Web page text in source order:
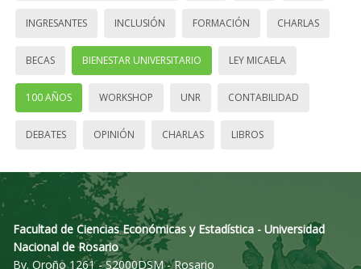
INGRESANTES INCLUSIÓN FORMACIÓN CHARLAS
BECAS BIENESTAR UNIVERSITARIO LEY MICAELA
100 AÑOS WORKSHOP UNR CONTABILIDAD
DEBATES OPINIÓN CHARLAS LIBROS
Facultad de Ciencias Económicas y Estadística - Universidad
Nacional de Rosario
Bv. Oroño 1261 - S2000DSM - Rosario